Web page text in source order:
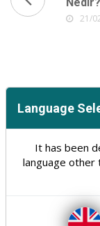
21/
Web
Language
It has been
language other